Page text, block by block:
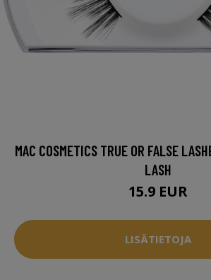
MAC COSMETICS TRUE OR FALSE
LASH
15.9 EUR
LISÄTIETOJA